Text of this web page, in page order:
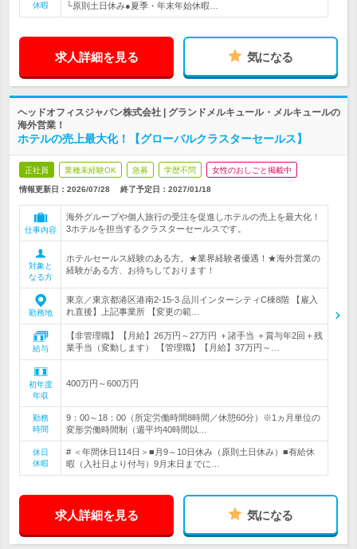
休暇
└原則土日休み●夏季・年末年始休暇…
求人詳細を見る 気になる
ヘッドオフィスジャパン株式会社 | グランドメルキュール・メルキュールの
海外営業！
ホテルの売上最大化！【グローバルクラスターセールス】
正社員 業種未経験OK 急募 学歴不問 女性のおしごと掲載中
情報更新日：2026/07/28 終了予定日： 2027/01/18
仕事内容
海外グループや個人旅行の受注を促進しホテルの売上を最大化！
3ホテルを担当するクラスターセールスです。
対象と
なる方
ホテルセールス経験のある方。★業界経験者優遇！★海外営業の
経験がある方、お待ちしております！
勤務地
東京／東京都港区港南2-15-3 品川インターシティC棟8階 【雇入
れ直後】上記事業所 【変更の範…
給与
【非管理職】【月給】26万円～27万円 ＋諸手当 ＋賞与年2回＋残
業手当（変動します） 【管理職】【月給】37万円～…
初年度
年収
400万円～600万円
勤務
時間
9：00～18：00（所定労働時間8時間／休憩60分）※1ヵ月単位の
変形労働時間制（週平均40時間以…
休日
休暇
# ＜年間休日114日＞■月9～10日休み（原則土日休み）■有給休
暇（入社日より付与）9月末日までに…
求人詳細を見る 気になる